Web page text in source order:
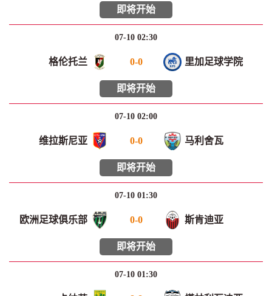
即将开始
07-10 02:30
格伦托兰 0-0 里加足球学院
即将开始
07-10 02:00
维拉斯尼亚 0-0 马利舍瓦
即将开始
07-10 01:30
欧洲足球俱乐部 0-0 斯肯迪亚
即将开始
07-10 01:30